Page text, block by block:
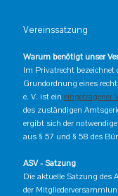
Vereinssatzung
Warum benötigt unser
Im Privatrecht
Grundordnung eines
e. V. ist ein eingetragener
des zuständigen
ergibt sich der
aus § 57 und § 58 des
ASV - Satzung
Die aktuelle Satzung des
der